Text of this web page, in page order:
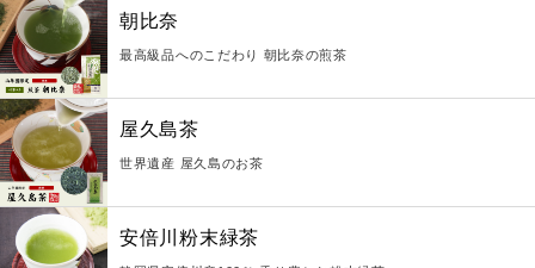
朝比奈
最高級品へのこだわり 朝比奈の煎茶
屋久島茶
世界遺産 屋久島のお茶
安倍川粉末緑茶